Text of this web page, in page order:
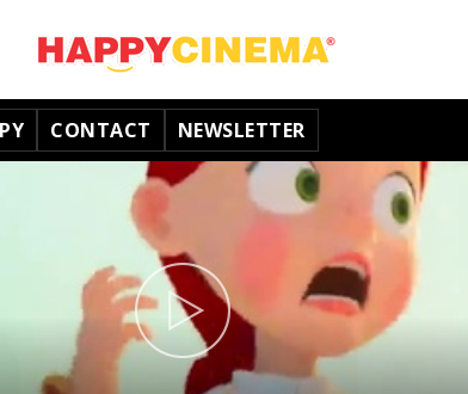
CONTACT NEWSLETTER